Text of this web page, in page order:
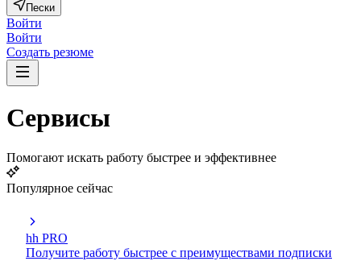
Пески
Войти
Войти
Создать резюме
Сервисы
Помогают искать работу быстрее и эффективнее
Популярное сейчас
hh PRO
Получите работу быстрее с преимуществами подписки